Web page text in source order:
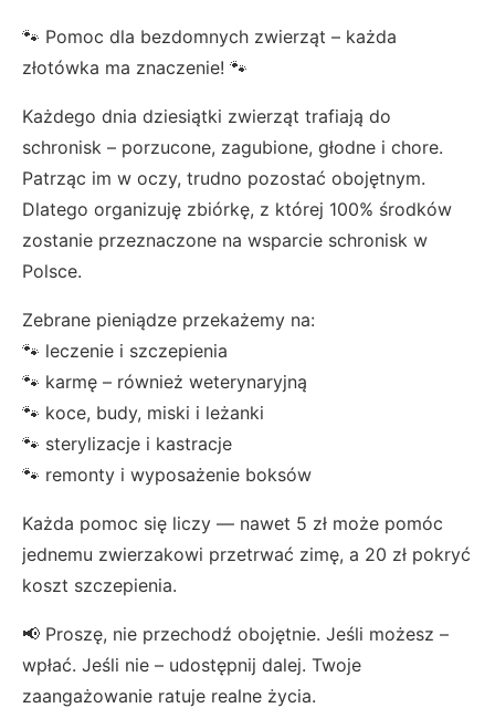
🐾 Pomoc dla bezdomnych zwierząt – każda
złotówka ma znaczenie! 🐾
Każdego dnia dziesiątki zwierząt trafiają do
schronisk – porzucone, zagubione, głodne i chore.
Patrząc im w oczy, trudno pozostać obojętnym.
Dlatego organizuję zbiórkę, z której 100% środków
zostanie przeznaczone na wsparcie schronisk w
Polsce.
Zebrane pieniądze przekażemy na:
🐾 leczenie i szczepienia
🐾 karmę – również weterynaryjną
🐾 koce, budy, miski i leżanki
🐾 sterylizacje i kastracje
🐾 remonty i wyposażenie boksów
Każda pomoc się liczy — nawet 5 zł może pomóc
jednemu zwierzakowi przetrwać zimę, a 20 zł pokryć
koszt szczepienia.
📢 Proszę, nie przechodź obojętnie. Jeśli możesz –
wpłać. Jeśli nie – udostępnij dalej. Twoje
zaangażowanie ratuje realne życia.